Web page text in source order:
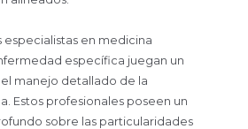
especialistas en medicina
específica juegan un
manejo detallado de la
Estos profesionales poseen un
sobre las particularidades